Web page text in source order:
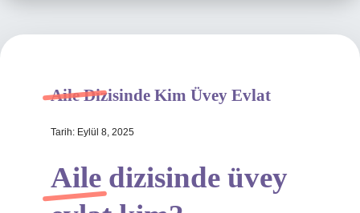
Hakkımızda
Aile Dizisinde Kim Üvey Evlat
Tarih: Eylül 8, 2025
Aile dizisinde üvey